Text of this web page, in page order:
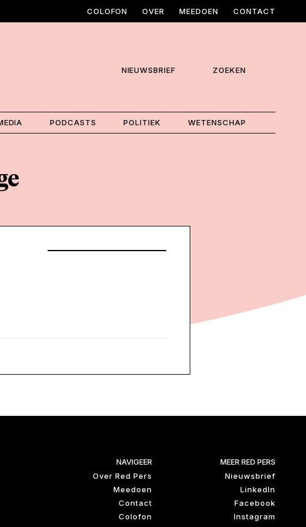
COLOFON OVER MEEDOEN CONTACT
NIEUWSBRIEF ZOEKEN
PODCASTS POLITIEK WETENSCHAP
NAVIGEER
Over Red Pers
Meedoen
Contact
Colofon
MEER RED PERS
Nieuwsbrief
LinkedIn
Facebook
Instagram